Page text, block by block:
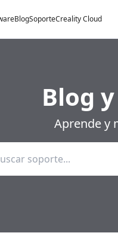
BlogSoporteCreality Cloud
Blog
Aprende y